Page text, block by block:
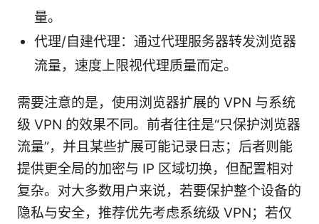
量。
代理/自建代理：通过代理服务器转发浏览器
流量，速度上限视代理质量而定。
需要注意的是，使用浏览器扩展的 VPN 与系统
级 VPN 的效果不同。前者往往是“只保护浏览器
流量”，并且某些扩展可能记录日志；后者则能
提供更全局的加密与 IP 区域切换，但配置相对
复杂。对大多数用户来说，若要保护整个设备的
隐私与安全，推荐优先考虑系统级 VPN；若仅